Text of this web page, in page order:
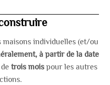
individuelles (et/ou
, à partir de la date
trois mois pour les autres